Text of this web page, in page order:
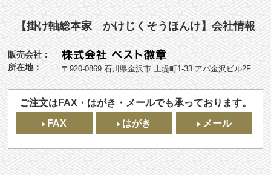
【掛け軸総本家 かけじくそうほんけ】会社情報
販売会社：
所在地：
〒920-0869 石川県金沢市 上堤町1-33 アパ金沢ビル2F
ご注文はFAX・はがき・メールでも承っております。
FAX
はがき メール